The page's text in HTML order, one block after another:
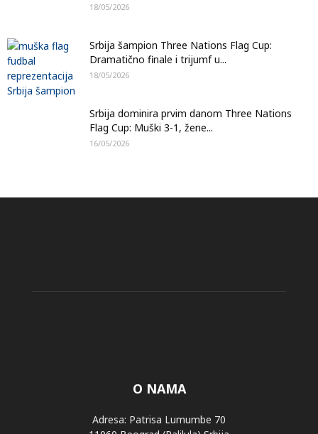
18/05/2026
Srbija šampion Three Nations Flag Cup:
Dramatično finale i trijumf u...
18/05/2026
Srbija dominira prvim danom Three Nations
Flag Cup: Muški 3-1, žene...
16/05/2026
O NAMA
Adresa: Patrisa Lumumbe 70